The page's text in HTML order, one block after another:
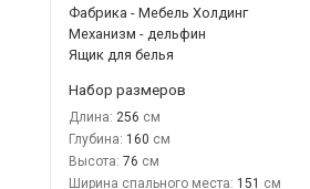
Фабрика - Мебель Холдинг
Механизм - дельфин
Ящик для белья
Набор размеров
Длина: 256
Глубина: 160
Высота: 76
Ширина спального места: 151